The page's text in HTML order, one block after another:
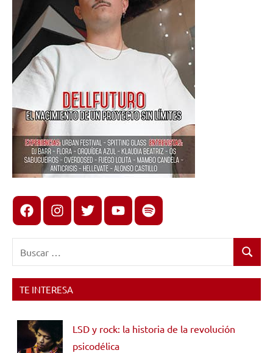
FacebookInstagram
X youtubespotify
Buscar
TE INTERESA
LSD y rock: la historia de la revolución
psicodélica